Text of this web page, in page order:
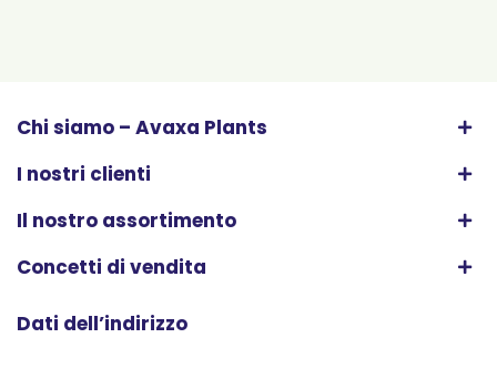
Chi siamo – Avaxa Plants
I nostri clienti
Il nostro assortimento
Concetti di vendita
Dati dell’indirizzo